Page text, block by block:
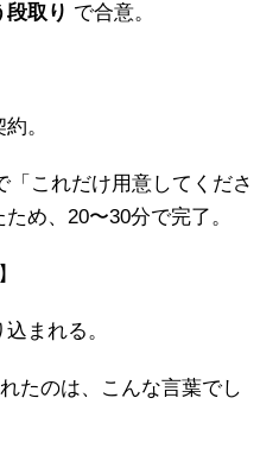
取り で合意。
。
「これだけ用意してくださ
め、20〜30分で完了。
まれる。
たのは、こんな言葉でし